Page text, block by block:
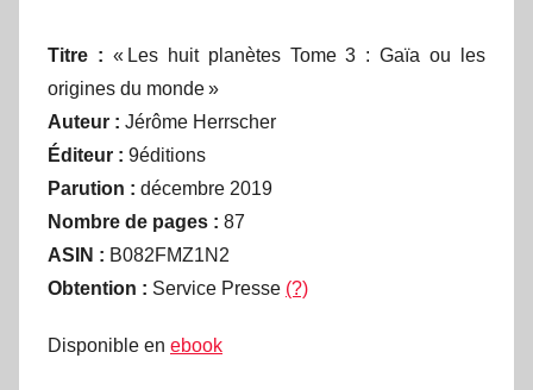
Titre : « Les huit planètes Tome 3 : Gaïa ou les
origines du monde »
Auteur : Jérôme Herrscher
Éditeur : 9éditions
Parution : décembre 2019
Nombre de pages : 87
ASIN : B082FMZ1N2
Obtention : Service Presse (?)
Disponible en ebook